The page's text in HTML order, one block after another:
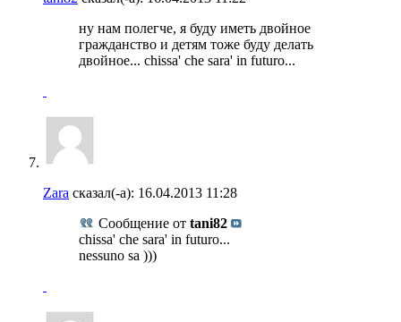
ну нам полегче, я буду иметь двойное
гражданство и детям тоже буду делать
двойное... chissa' che sara' in futuro...
Zara сказал(-а): 16.04.2013 11:28
Сообщение от tani82
chissa' che sara' in futuro...
nessuno sa )))